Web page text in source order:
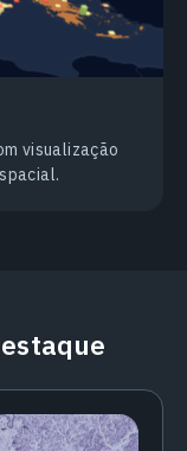
visualização